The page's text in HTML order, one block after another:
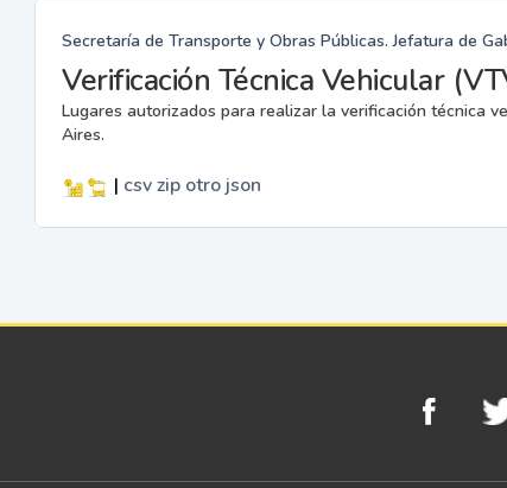
Secretaría de Transporte y Obras Públicas. Jefatura de
Verificación Técnica Vehicular
Lugares autorizados para realizar la verificación técnica
Aires.
| csvzip otrojson